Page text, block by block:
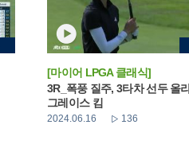
[마이어 LPGA 클래식]
3R_폭풍 질주, 3타차 선두 올
그레이스 킴
2024.06.16 136